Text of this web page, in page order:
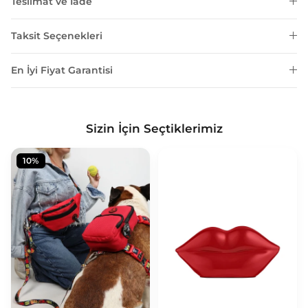
Taksit Seçenekleri
En İyi Fiyat Garantisi
Sizin İçin Seçtiklerimiz
10%